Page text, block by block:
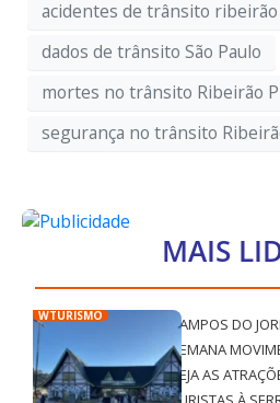
acidentes de trânsito
dados de trânsito São Paulo
mortes no trânsito Ribeirão
segurança no trânsito
MAIS
WTURISMO
CAMPOS DO
SEMANA
VEJA AS